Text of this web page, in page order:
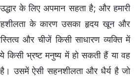
के लिए अपमान सहता है; और हमारी
के कारण उसका हृदय खून और
और चीजें किसी साधारण व्यक्ति में
किसी भ्रष्ट मनुष्य में हो सकती हैं या वह
उसमें ऐसी सहनशीलता और धैर्य है जो